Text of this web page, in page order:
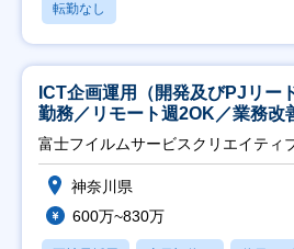
転勤なし
ICT企画運用（開発及びPJリー
勤務／リモート週2OK／業務改
富士フイルムサービスクリエイティ
神奈川県
600万~830万